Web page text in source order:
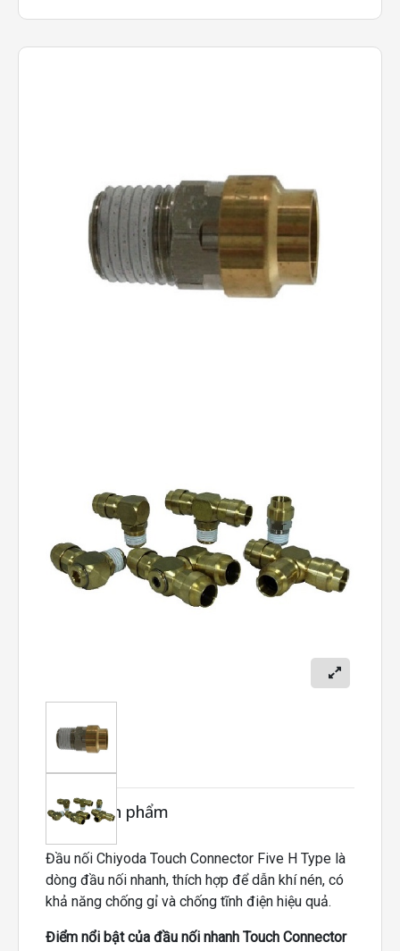
Mô tả sản phẩm
Đầu nối Chiyoda Touch Connector Five H Type là
dòng đầu nối nhanh, thích hợp để dẫn khí nén, có
khả năng chống gỉ và chống tĩnh điện hiệu quả.
Điểm nổi bật của đầu nối nhanh Touch Connector